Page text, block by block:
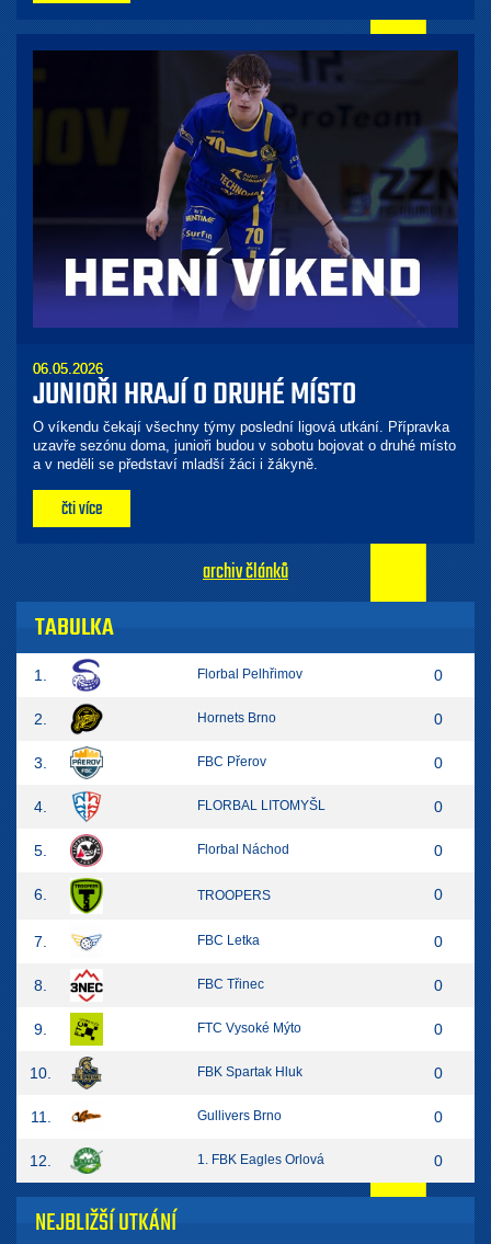
06.05.2026
JUNIOŘI HRAJÍ O DRUHÉ MÍSTO
O víkendu čekají všechny týmy poslední ligová utkání. Přípravka
uzavře sezónu doma, junioři budou v sobotu bojovat o druhé místo
a v neděli se představí mladší žáci i žákyně.
čti více
archiv článků
TABULKA
1. Florbal Pelhřimov 0
2. Hornets Brno 0
3. FBC Přerov 0
4. FLORBAL LITOMYŠL 0
5. Florbal Náchod 0
6. TROOPERS 0
7. FBC Letka 0
8. FBC Třinec 0
9. FTC Vysoké Mýto 0
10. FBK Spartak Hluk 0
11. Gullivers Brno 0
12. 1. FBK Eagles Orlová 0
NEJBLIŽŠÍ UTKÁNÍ